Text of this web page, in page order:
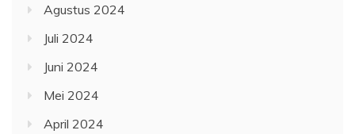
Agustus 2024
Juli 2024
Juni 2024
Mei 2024
April 2024